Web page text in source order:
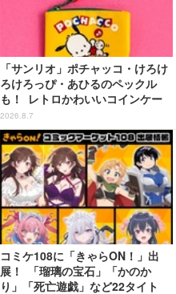
「サンリオ」ポチャッコ・けろけ
ろけろっぴ・あひるのペックル
も！ レトロかわいいコインケー
ス第2弾がカプセルトイに登場♪
2026.8.7
コミケ108に「きゃらON！」出
展！ 「瑠璃の宝石」「かのか
り」「死亡遊戯」など22タイト